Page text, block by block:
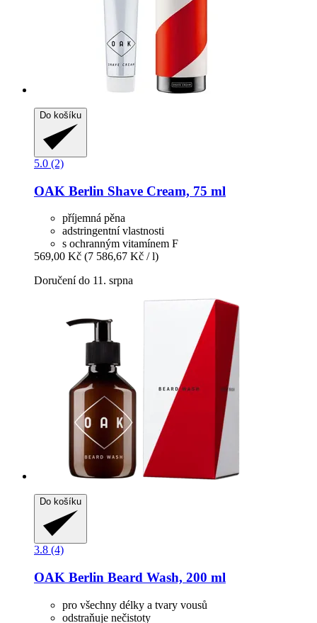
Do košíku
5.0 (2)
OAK Berlin Shave Cream, 75 ml
příjemná pěna
adstringentní vlastnosti
s ochranným vitamínem F
569,00 Kč (7 586,67 Kč / l)
Doručení do 11. srpna
Do košíku
3.8 (4)
OAK Berlin Beard Wash, 200 ml
pro všechny délky a tvary vousů
odstraňuje nečistoty